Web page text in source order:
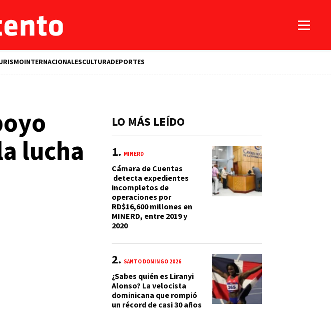
INTERNACIONALESCULTURADEPORTES
lucha
LO MÁS LEÍDO
MINERD
Cámara de Cuentas
detecta expedientes
incompletos de
operaciones por
RD$16,600 millones en
MINERD, entre 2019 y
2020
SANTO DOMINGO 2026
¿Sabes quién es Liranyi
Alonso? La velocista
dominicana que rompió
un récord de casi 30 años